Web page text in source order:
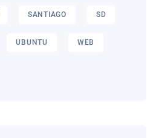
SANTIAGO SD
UBUNTU WEB